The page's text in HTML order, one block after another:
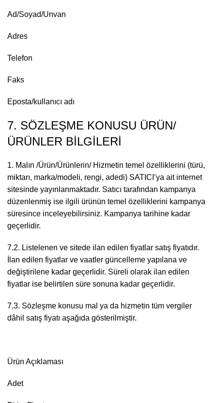
Ad/Soyad/Unvan
Adres
Telefon
Faks
Eposta/kullanıcı adı
7. SÖZLEŞME KONUSU ÜRÜN/
ÜRÜNLER BİLGİLERİ
1. Malın /Ürün/Ürünlerin/ Hizmetin temel özelliklerini (türü,
miktarı, marka/modeli, rengi, adedi) SATICI’ya ait internet
sitesinde yayınlanmaktadır. Satıcı tarafından kampanya
düzenlenmiş ise ilgili ürünün temel özelliklerini kampanya
süresince inceleyebilirsiniz. Kampanya tarihine kadar
geçerlidir.
7.2. Listelenen ve sitede ilan edilen fiyatlar satış fiyatıdır.
İlan edilen fiyatlar ve vaatler güncelleme yapılana ve
değiştirilene kadar geçerlidir. Süreli olarak ilan edilen
fiyatlar ise belirtilen süre sonuna kadar geçerlidir.
7.3. Sözleşme konusu mal ya da hizmetin tüm vergiler
dâhil satış fiyatı aşağıda gösterilmiştir.
Ürün Açıklaması
Adet